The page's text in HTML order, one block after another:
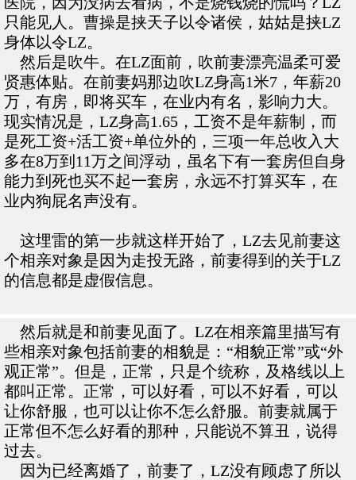
只能见人。曹操是挟天子以令诸侯，姑姑是挟LZ
身体以令LZ。
然后是吹牛。在LZ面前，吹前妻漂亮温柔可爱
贤惠体贴。在前妻妈那边吹LZ身高1米7，年薪20
万，有房，即将买车，在业内有名，影响力大。
现实情况是，LZ身高1.65，工资不是年薪制，而
是死工资+活工资+单位外的，三项一年总收入大
多在8万到11万之间浮动，虽名下有一套房但自身
能力到死也买不起一套房，永远不打算买车，在
业内狗屁名声没有。
这埋雷的第一步就这样开始了，LZ去见前妻这
个相亲对象是因为走投无路，前妻得到的关于LZ
的信息都是虚假信息。
然后就是和前妻见面了。LZ在相亲篇里描写有
些相亲对象包括前妻的相貌是：“相貌正常”或“外
观正常”。但是，正常，只是个统称，及格线以上
都叫正常。正常，可以好看，可以不好看，可以
让你舒服，也可以让你不怎么舒服。前妻就属于
正常但不怎么好看的那种，只能说不算丑，说得
过去。
因为已经离婚了，前妻了，LZ没有顾虑了所以